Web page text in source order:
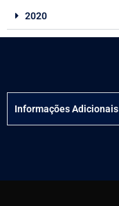
2020
Informações Adicionais